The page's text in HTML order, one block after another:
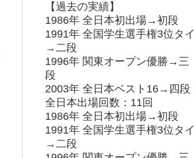
【過去の実績】
1986年 全日本初出場→初段
1991年 全国学生選手権3位タイ
→二段
1996年 関東オープン優勝→三
段
2003年 全日本ベスト16→四段
全日本出場回数：11回
1986年 全日本初出場→初段
1991年 全国学生選手権3位タイ
→二段